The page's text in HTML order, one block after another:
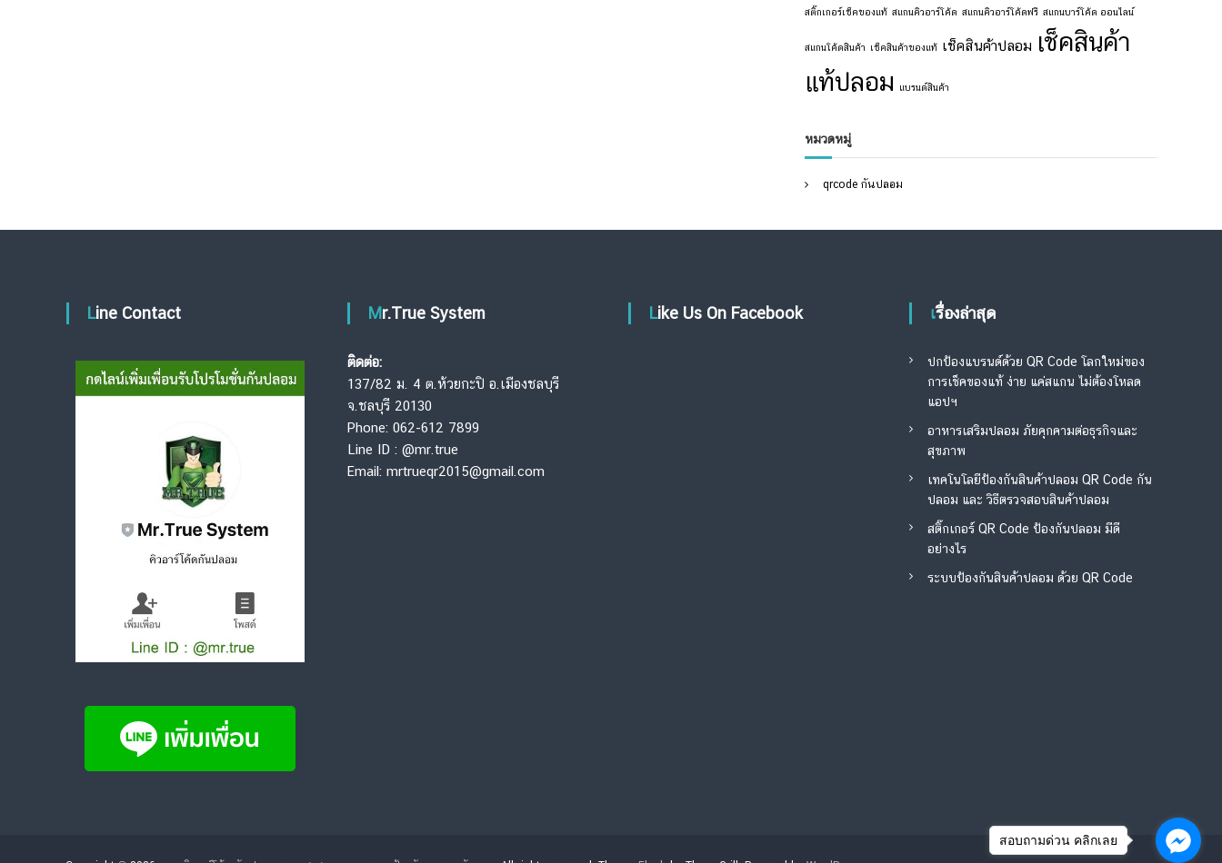
ย
า
สติ๊กเกอร์เช็คของแท้ สแกนคิวอาร์โค้ด สแกนคิวอาร์โค้ดฟรี สแกนบาร์โค้ด ออนไลน์
สแกนโค้ดสินค้า เช็คสินค้าของแท้ เช็คสินค้าปลอม เช็คสินค้า
แท้ปลอม
แบรนด์สินค้า
หมวดหมู่
qrcode กันปลอม
Line Contact Mr.True System
ติดต่อ:
137/82 ม. 4 ต.ห้วยกะปิ อ.เมืองชลบุรี
จ.ชลบุรี 20130
Phone: 062-612 7899
Line ID : @mr.true
Email: mrtrueqr2015@gmail.com
Like Us On Facebook เรื่องล่าสุด
ปกป้องแบรนด์ด้วย QR Code โลกใหม่ของ
การเช็คของแท้ ง่าย แค่สแกน ไม่ต้องโหลด
แอปฯ
อาหารเสริมปลอม ภัยคุกคามต่อธุรกิจและ
สุขภาพ
เทคโนโลยีป้องกันสินค้าปลอม QR Code กัน
ปลอม และ วิธีตรวจสอบสินค้าปลอม
สติ๊กเกอร์ QR Code ป้องกันปลอม มีดี
อย่างไร
ระบบป้องกันสินค้าปลอม ด้วย QR Code
สอบถามด่วน คลิกเลย